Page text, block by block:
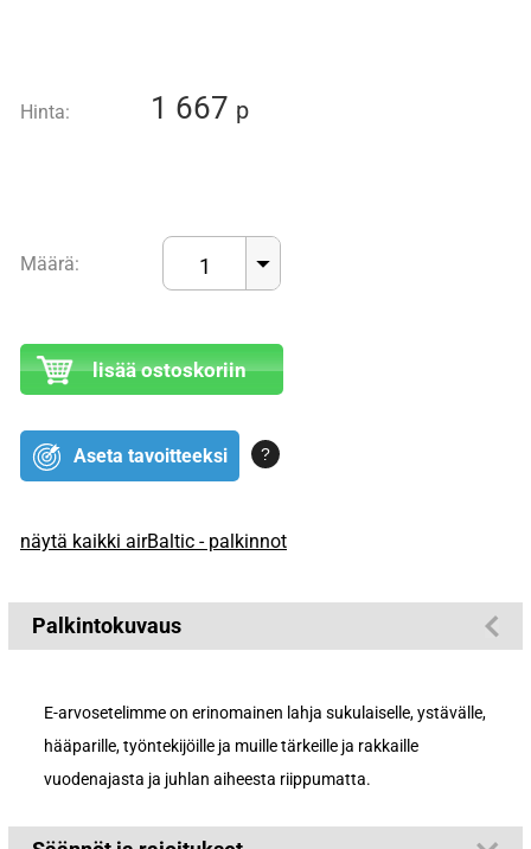
Hinta: 1 667 p
Määrä: 1
lisää ostoskoriin
Aseta tavoitteeksi ?
näytä kaikki airBaltic - palkinnot
Palkintokuvaus
E-arvosetelimme on erinomainen lahja sukulaiselle, ystävälle,
hääparille, työntekijöille ja muille tärkeille ja rakkaille
vuodenajasta ja juhlan aiheesta riippumatta.